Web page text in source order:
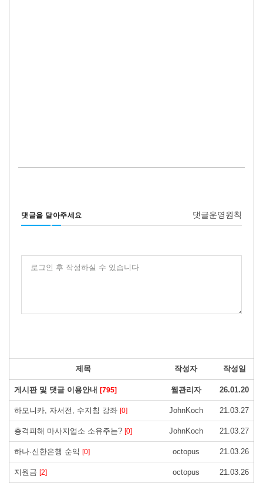
댓글을 달아주세요 댓글운영원칙
로그인 후 작성하실 수 있습니다
제목 작성자 작성일
게시판 및 댓글 이용안내 [795] 웹관리자 26.01.20
하모니카, 자서전, 수지침 강좌 [0] JohnKoch 21.03.27
총격피해 마사지업소 소유주는? [0] JohnKoch 21.03.27
하나·신한은행 순익 [0] octopus 21.03.26
지원금 [2] octopus 21.03.26